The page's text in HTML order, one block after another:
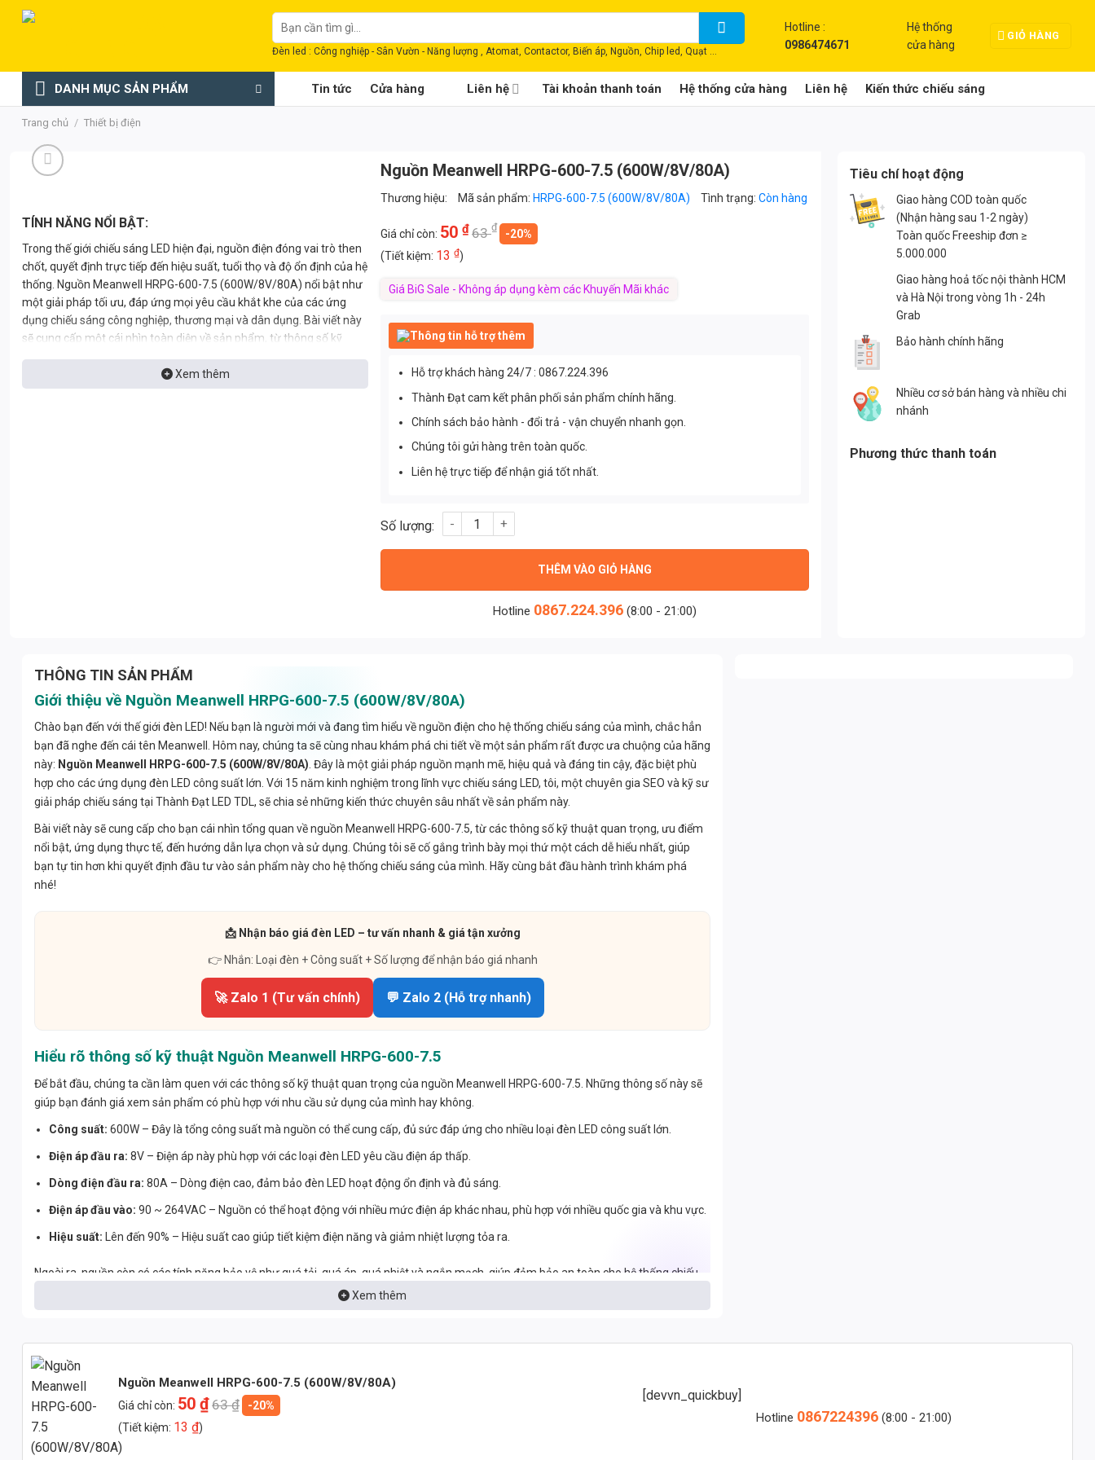
Chuyển
dung
Tìm
kiếm:
Đèn led : Công nghiệp - Sân Vườn - Năng lượng , Atomat, Contactor, Biến áp, Nguồn, Chip led, Quạt ...
Hotline :
0986474671
Hệ thống
cửa hàng
GIỎ HÀNG
DANH MỤC SẢN PHẨM Tin tức Cửa hàng Liên hệ Tài khoản thanh toán Hệ thống cửa hàng Liên hệ Kiến thức chiếu sáng
Trang chủ / Thiết bị điện
TÍNH NĂNG NỔI BẬT:
Trong thế giới chiếu sáng LED hiện đại, nguồn điện đóng vai trò then
chốt, quyết định trực tiếp đến hiệu suất, tuổi thọ và độ ổn định của hệ
thống. Nguồn Meanwell HRPG-600-7.5 (600W/8V/80A) nổi bật như
một giải pháp tối ưu, đáp ứng mọi yêu cầu khắt khe của các ứng
dụng chiếu sáng công nghiệp, thương mại và dân dụng. Bài viết này
sẽ cung cấp một cái nhìn toàn diện về sản phẩm, từ thông số kỹ
lựa chọn và sử dụng, giúp bạn đưa ra quyết định đầu tư sáng suốt.
Xem thêm
Nguồn Meanwell HRPG-600-7.5 (600W/8V/80A)
Thương hiệu: Mã sản phẩm: HRPG-600-7.5 (600W/8V/80A) Tình trạng: Còn hàng
Giá chỉ còn: 50 ₫63₫
-20%
(Tiết kiệm: 13 ₫)
Giá BiG Sale - Không áp dụng kèm các Khuyến Mãi khác
Thông tin hỗ trợ thêm
Hỗ trợ khách hàng 24/7 : 0867.224.396
Thành Đạt cam kết phân phối sản phẩm chính hãng.
Chính sách bảo hành - đổi trả - vận chuyển nhanh gọn.
Chúng tôi gửi hàng trên toàn quốc.
Liên hệ trực tiếp để nhận giá tốt nhất.
Nguồn Meanwell HRPG-600-7.5 (600W/8V/80A) số lượng
THÊM VÀO GIỎ HÀNG
Hotline 0867.224.396 (8:00 - 21:00)
Tiêu chí hoạt động
Giao hàng COD toàn quốc
(Nhận hàng sau 1-2 ngày)
Toàn quốc Freeship đơn ≥
5.000.000
Giao hàng hoả tốc nội thành HCM
và Hà Nội trong vòng 1h - 24h
Grab
Bảo hành chính hãng
Nhiều cơ sở bán hàng và nhiều chi
nhánh
Phương thức thanh toán
THÔNG TIN SẢN PHẨM
Giới thiệu về Nguồn Meanwell HRPG-600-7.5 (600W/8V/80A)
Chào bạn đến với thế giới đèn LED! Nếu bạn là người mới và đang tìm hiểu về nguồn điện cho hệ thống chiếu sáng của mình, chắc hẳn
bạn đã nghe đến cái tên Meanwell. Hôm nay, chúng ta sẽ cùng nhau khám phá chi tiết về một sản phẩm rất được ưa chuộng của hãng
này: Nguồn Meanwell HRPG-600-7.5 (600W/8V/80A). Đây là một giải pháp nguồn mạnh mẽ, hiệu quả và đáng tin cậy, đặc biệt phù
hợp cho các ứng dụng đèn LED công suất lớn. Với 15 năm kinh nghiệm trong lĩnh vực chiếu sáng LED, tôi, một chuyên gia SEO và kỹ sư
giải pháp chiếu sáng tại Thành Đạt LED TDL, sẽ chia sẻ những kiến thức chuyên sâu nhất về sản phẩm này.
Bài viết này sẽ cung cấp cho bạn cái nhìn tổng quan về nguồn Meanwell HRPG-600-7.5, từ các thông số kỹ thuật quan trọng, ưu điểm
nổi bật, ứng dụng thực tế, đến hướng dẫn lựa chọn và sử dụng. Chúng tôi sẽ cố gắng trình bày mọi thứ một cách dễ hiểu nhất, giúp
bạn tự tin hơn khi quyết định đầu tư vào sản phẩm này cho hệ thống chiếu sáng của mình. Hãy cùng bắt đầu hành trình khám phá
nhé!
📩 Nhận báo giá đèn LED – tư vấn nhanh & giá tận xưởng
👉 Nhắn: Loại đèn + Công suất + Số lượng để nhận báo giá nhanh
🚀 Zalo 1 (Tư vấn chính) 💬 Zalo 2 (Hỗ trợ nhanh)
Hiểu rõ thông số kỹ thuật Nguồn Meanwell HRPG-600-7.5
Để bắt đầu, chúng ta cần làm quen với các thông số kỹ thuật quan trọng của nguồn Meanwell HRPG-600-7.5. Những thông số này sẽ
giúp bạn đánh giá xem sản phẩm có phù hợp với nhu cầu sử dụng của mình hay không.
Công suất: 600W – Đây là tổng công suất mà nguồn có thể cung cấp, đủ sức đáp ứng cho nhiều loại đèn LED công suất lớn.
Điện áp đầu ra: 8V – Điện áp này phù hợp với các loại đèn LED yêu cầu điện áp thấp.
Dòng điện đầu ra: 80A – Dòng điện cao, đảm bảo đèn LED hoạt động ổn định và đủ sáng.
Điện áp đầu vào: 90 ~ 264VAC – Nguồn có thể hoạt động với nhiều mức điện áp khác nhau, phù hợp với nhiều quốc gia và khu vực.
Hiệu suất: Lên đến 90% – Hiệu suất cao giúp tiết kiệm điện năng và giảm nhiệt lượng tỏa ra.
Ngoài ra, nguồn còn có các tính năng bảo vệ như quá tải, quá áp, quá nhiệt và ngắn mạch, giúp đảm bảo an toàn cho hệ thống chiếu
Ưu điểm vượt trội của Nguồn Meanwell HRPG-600-7.5
Vậy, điều gì khiến nguồn Meanwell HRPG-600-7.5 trở nên đặc biệt và được ưa chuộng đến vậy? Dưới đây là một số ưu điểm nổi bật của
sản phẩm:
Độ tin cậy cao:Meanwell là một thương hiệu nổi tiếng với các sản phẩm nguồn chất lượng và độ bền cao.
Hiệu suất cao:
Xem thêm
Nguồn Meanwell HRPG-600-7.5 (600W/8V/80A)
Giá chỉ còn: 50₫63₫
-20%
(Tiết kiệm: 13₫)
[devvn_quickbuy]
Hotline 0867224396 (8:00 - 21:00)